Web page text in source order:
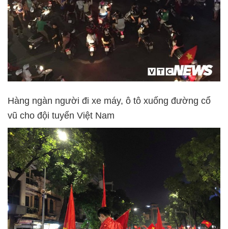
Hàng ngàn người đi xe máy, ô tô xuống đường cổ
vũ cho đội tuyển Việt Nam